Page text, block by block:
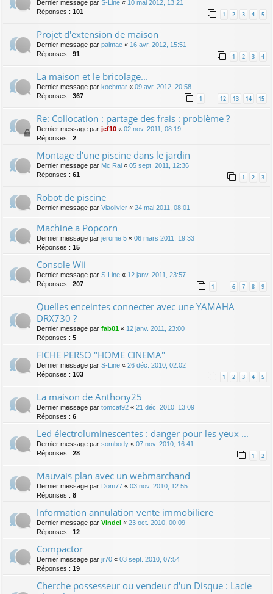
Dernier message par S-Line « 10 mai 2012, 13:21
Réponses : 101 1 2 3 4 5
Projet d'extension de maison
Dernier message par palmae « 16 avr. 2012, 15:51
Réponses : 91 1 2 3 4
La maison et le bricolage...
Dernier message par kochmar « 09 avr. 2012, 20:58
Réponses : 367 1 12 13 14 15
Re: Collocation : partage des frais : problème ?
Dernier message par jef10 « 02 nov. 2011, 08:19
Réponses : 2
Montage d'une piscine dans le jardin
Dernier message par Mc Rai « 05 sept. 2011, 12:36
Réponses : 61 1 2 3
Robot de piscine
Dernier message par Vlaolivier « 24 mai 2011, 08:01
Machine a Popcorn
Dernier message par jerome 5 « 06 mars 2011, 19:33
Réponses : 15
Console Wii
Dernier message par S-Line « 12 janv. 2011, 23:57
Réponses : 207 1 6 7 8 9
Quelles enceintes connecter avec une YAMAHA
DRX730 ?
Dernier message par fab01 « 12 janv. 2011, 23:00
Réponses : 5
FICHE PERSO "HOME CINEMA"
Dernier message par S-Line « 26 déc. 2010, 02:02
Réponses : 103 1 2 3 4 5
La maison de Anthony25
Dernier message par tomcat92 « 21 déc. 2010, 13:09
Réponses : 6
Led électroluminescentes : danger pour les yeux ...
Dernier message par sombody « 07 nov. 2010, 16:41
Réponses : 28 1 2
Mauvais plan avec un webmarchand
Dernier message par Dom77 « 03 nov. 2010, 12:55
Réponses : 8
Information annulation vente immobiliere
Dernier message par Vindel « 23 oct. 2010, 00:09
Réponses : 12
Compactor
Dernier message par jr70 « 03 sept. 2010, 07:54
Réponses : 19
Cherche possesseur ou vendeur d'un Disque : Lacie